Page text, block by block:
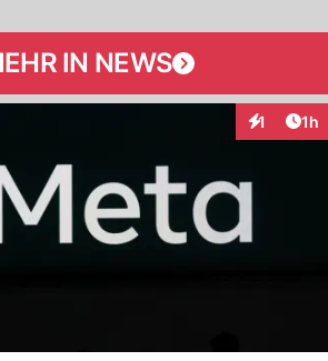
IN NEWS
1 1h